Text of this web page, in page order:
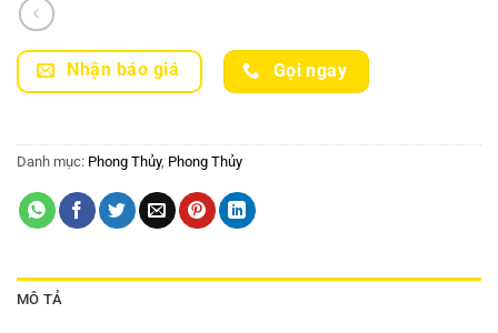
Nhận báo giá Gọi ngay
Danh mục: Phong Thủy, Phong Thủy
MÔ TẢ